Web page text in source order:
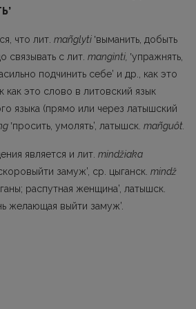
что лит. mañglyti ʽвыманить, добыть
связывать с лит. mangìnti, ʽупражнять,
подчинить себе’ и др., как это
как это слово в литовский язык
языка (прямо или через латышский
ʽпросить, умолять’, латышск. mañguôt.
является и лит. mindžiaka
замуж’, ср. цыганск. mindž
распутная женщина’, латышск.
желающая выйти замуж’.